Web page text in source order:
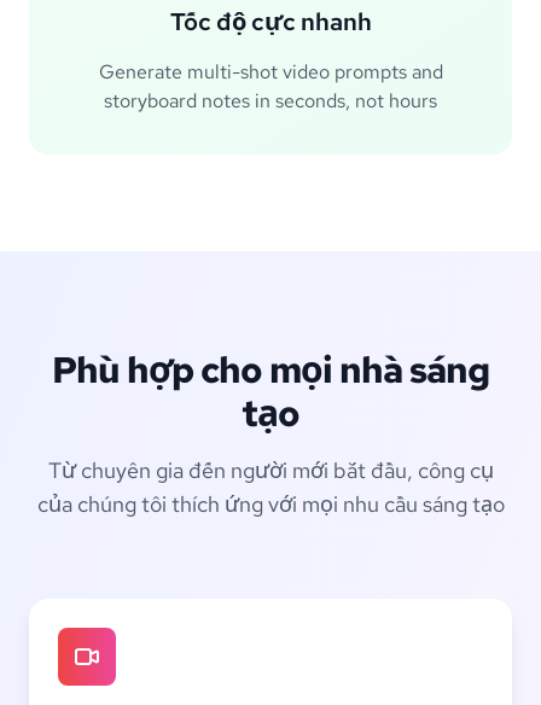
Tốc độ cực nhanh
Generate multi-shot video prompts and
storyboard notes in seconds, not hours
Phù hợp cho mọi nhà sáng
tạo
Từ chuyên gia đến người mới bắt đầu, công cụ
của chúng tôi thích ứng với mọi nhu cầu sáng tạo